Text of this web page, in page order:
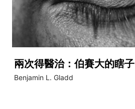
兩次得醫治：伯賽大的瞎子
Benjamin L. Gladd